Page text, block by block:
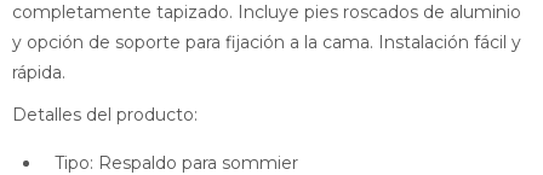
completamente tapizado. Incluye pies roscados de aluminio
y opción de soporte para fijación a la cama. Instalación fácil y
rápida.
Detalles del producto:
Tipo: Respaldo para sommier